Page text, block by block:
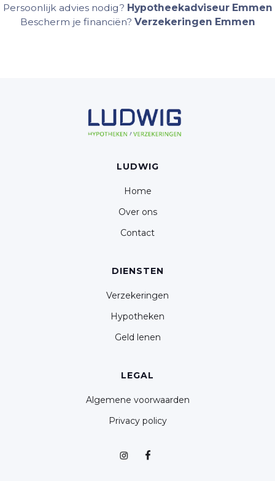
Persoonlijk advies nodig? Hypotheekadviseur Emmen
Bescherm je financiën? Verzekeringen Emmen
LUDWIG
Home
Over ons
Contact
DIENSTEN
Verzekeringen
Hypotheken
Geld lenen
LEGAL
Algemene voorwaarden
Privacy policy